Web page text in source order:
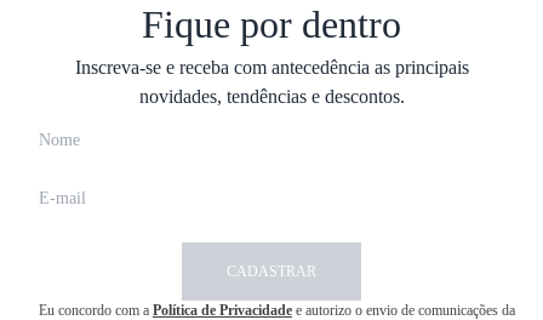
Fique por dentro
Inscreva-se e receba com antecedência as principais
novidades, tendências e descontos.
CADASTRAR
Eu concordo com a Política de Privacidade e autorizo o envio de comunicações da